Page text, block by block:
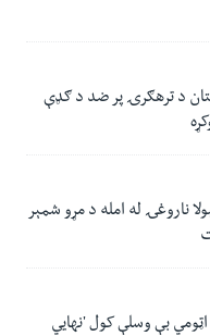
د ترهګرۍ پر ضد د ګډې
ناروغۍ له امله د مړو شمېر
اټومي بې وسلې کول 'نهايي